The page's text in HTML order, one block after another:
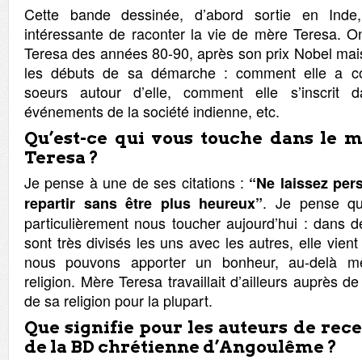
Cette bande dessinée, d’abord sortie en
intéressante de raconter la vie de mère Teresa.
Teresa des années 80-90, après son prix Nobel
les débuts de sa démarche : comment elle a
soeurs autour d’elle, comment elle s’inscrit
événements de la société indienne, etc.
Qu’est-ce qui vous touche dans le
Teresa ?
Je pense à une de ses citations : “Ne laissez
repartir sans être plus heureux”. Je pense
particulièrement nous toucher aujourd’hui : dans
sont très divisés les uns avec les autres, elle vient
nous pouvons apporter un bonheur, au-delà
religion. Mère Teresa travaillait d’ailleurs auprès
de sa religion pour la plupart.
Que signifie pour les auteurs de
de la BD chrétienne d’Angoulême ?